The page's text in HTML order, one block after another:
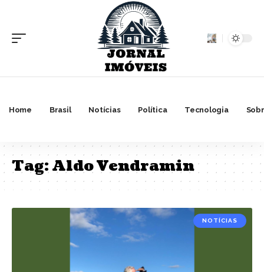
Home Brasil Notícias Política Tecnologia
Tag:Aldo Vendramin
NOTÍCIAS